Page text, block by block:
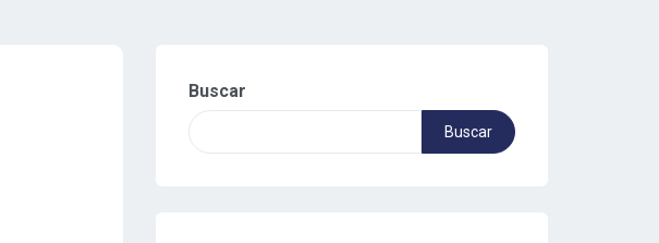
Buscar
Buscar